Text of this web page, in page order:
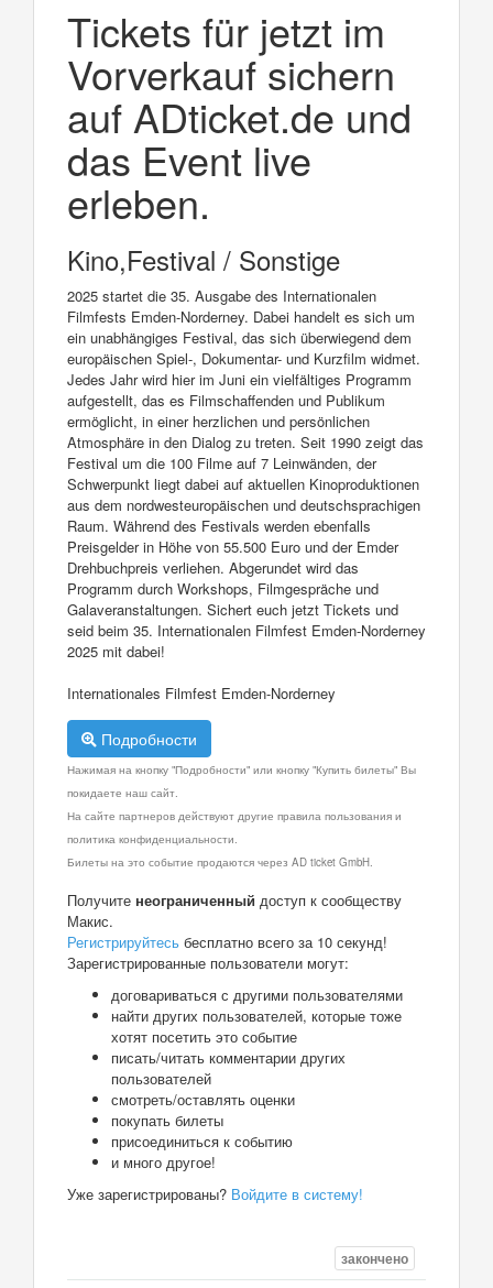
Tickets für jetzt im
Vorverkauf sichern
auf ADticket.de und
das Event live
erleben.
Kino,Festival / Sonstige
2025 startet die 35. Ausgabe des Internationalen
Filmfests Emden-Norderney. Dabei handelt es sich um
ein unabhängiges Festival, das sich überwiegend dem
europäischen Spiel-, Dokumentar- und Kurzfilm widmet.
Jedes Jahr wird hier im Juni ein vielfältiges Programm
aufgestellt, das es Filmschaffenden und Publikum
ermöglicht, in einer herzlichen und persönlichen
Atmosphäre in den Dialog zu treten. Seit 1990 zeigt das
Festival um die 100 Filme auf 7 Leinwänden, der
Schwerpunkt liegt dabei auf aktuellen Kinoproduktionen
aus dem nordwesteuropäischen und deutschsprachigen
Raum. Während des Festivals werden ebenfalls
Preisgelder in Höhe von 55.500 Euro und der Emder
Drehbuchpreis verliehen. Abgerundet wird das
Programm durch Workshops, Filmgespräche und
Galaveranstaltungen. Sichert euch jetzt Tickets und
seid beim 35. Internationalen Filmfest Emden-Norderney
2025 mit dabei!
Internationales Filmfest Emden-Norderney
Подробности
Нажимая на кнопку "Подробности" или кнопку "Купить билеты" Вы
покидаете наш сайт.
На сайте партнеров действуют другие правила пользования и
политика конфиденциальности.
Билеты на это событие продаются через AD ticket GmbH.
Получите неограниченный доступ к сообществу
Макис.
Регистрируйтесь бесплатно всего за 10 секунд!
Зарегистрированные пользователи могут:
договариваться с другими пользователями
найти других пользователей, которые тоже
хотят посетить это событие
писать/читать комментарии других
пользователей
смотреть/оставлять оценки
покупать билеты
присоединиться к событию
и много другое!
Уже зарегистрированы? Войдите в систему!
закончено